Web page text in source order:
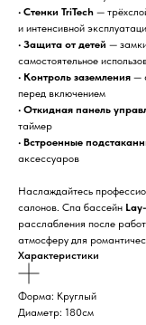
• Стенки TriTech —
и интенсивной
• Защита от детей —
самостоятельное
• Контроль заземления —
перед включением
• Откидная панель
таймер
• Встроенные
аксессуаров
Наслаждайтесь
салонов. Спа бассейн
расслабления после
атмосферу для
Характеристики
Форма: Круглый
Диаметр: 180см